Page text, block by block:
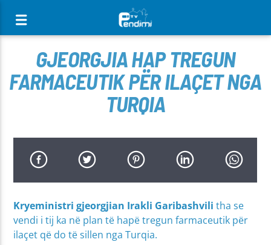
GJEORGJIA HAP TREGUN
FARMACEUTIK PËR ILAÇET NGA
TURQIA
Kryeministri gjeorgjian Irakli Garibashvili tha se
vendi i tij ka në plan të hapë tregun farmaceutik për
ilaçet që do të sillen nga Turqia.